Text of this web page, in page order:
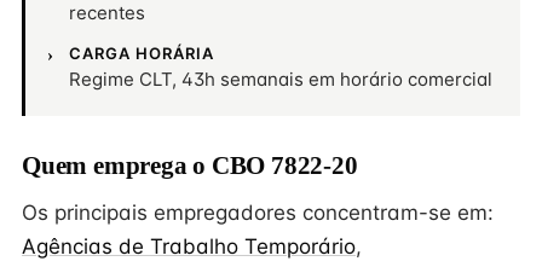
recentes
CARGA HORÁRIA
Regime CLT, 43h semanais em horário comercial
Quem emprega o CBO 7822-20
Os principais empregadores concentram-se em:
Agências de Trabalho Temporário,